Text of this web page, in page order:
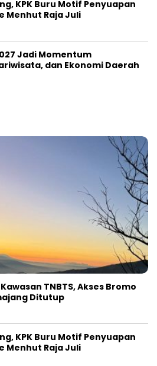
KPK Buru Motif Penyuapan
Menhut Raja Juli
Jadi Momentum
dan Ekonomi Daerah
TNBTS, Akses Bromo
Ditutup
KPK Buru Motif Penyuapan
Menhut Raja Juli